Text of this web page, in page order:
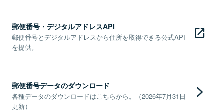
郵便番号・デジタルアドレスAPI
郵便番号とデジタルアドレスから住所を取得できる公式API
を提供。
郵便番号データのダウンロード
各種データのダウンロードはこちらから。（2026年7月31日
更新）